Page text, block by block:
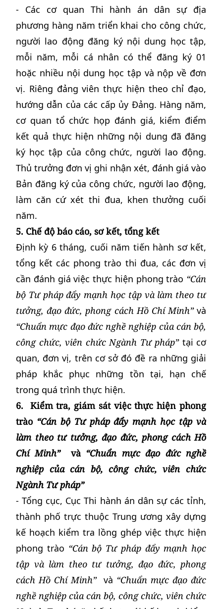
- Các cơ quan Thi hành án dân sự địa
phương hàng năm triển khai cho công chức,
người lao động đăng ký nội dung học tập,
mỗi năm, mỗi cá nhân có thể đăng ký 01
hoặc nhiều nội dung học tập và nộp về đơn
vị. Riêng đảng viên thực hiện theo chỉ đạo,
hướng dẫn của các cấp ủy Đảng. Hàng năm,
cơ quan tổ chức họp đánh giá, kiểm điểm
kết quả thực hiện những nội dung đã đăng
ký học tập của công chức, người lao động.
Thủ trưởng đơn vị ghi nhận xét, đánh giá vào
Bản đăng ký của công chức, người lao động,
làm căn cứ xét thi đua, khen thưởng cuối
năm.
5. Chế độ báo cáo, sơ kết, tổng kết
Định kỳ 6 tháng, cuối năm tiến hành sơ kết,
tổng kết các phong trào thi đua, các đơn vị
cần đánh giá việc thực hiện phong trào “Cán
bộ Tư pháp đẩy mạnh học tập và làm theo tư
tưởng, đạo đức, phong cách Hồ Chí Minh”và
“Chuẩn mực đạo đức nghề nghiệp của cán bộ,
công chức, viên chức Ngành Tư pháp”tại cơ
quan, đơn vị, trên cơ sở đó đề ra những giải
pháp khắc phục những tồn tại, hạn chế
trong quá trình thực hiện.
6. Kiểm tra, giám sát việc thực hiện phong
trào “Cán bộ Tư pháp đẩy mạnh học tập và
làm theo tư tưởng, đạo đức, phong cách Hồ
Chí Minh”và “Chuẩn mực đạo đức nghề
nghiệp của cán bộ, công chức, viên chức
Ngành Tư pháp”
- Tổng cục, Cục Thi hành án dân sự các tỉnh,
thành phố trực thuộc Trung ương xây dựng
kế hoạch kiểm tra lồng ghép việc thực hiện
phong trào “Cán bộ Tư pháp đẩy mạnh học
tập và làm theo tư tưởng, đạo đức, phong
cách Hồ Chí Minh”và “Chuẩn mực đạo đức
nghề nghiệp của cán bộ, công chức, viên chức